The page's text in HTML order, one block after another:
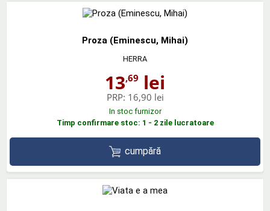
Proza (Eminescu, Mihai)
HERRA
13,69 lei
PRP: 16,90 lei
In stoc furnizor
Timp confirmare stoc: 1 - 2 zile lucratoare
cumpără